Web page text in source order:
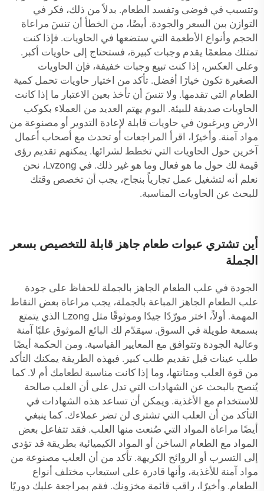
وتتسبب في فوضى وتفسد الطعام. بدلاً من ذلك، فكر في
التوازن بين السعر والجودة. أيضًا، من الخطأ أن تنسَ مراعاة
الحجم وأنواع الأطعمة التي ستضعها في الحاويات. فإذا كنت
تمتلك مطعمًا يقدم وجبات كبيرة، فستحتاج إلى حاويات أكبر.
وعلى العكس، إذا كنت تبيع وجبات خفيفة، فإن الحاويات
الصغيرة تكون خيارًا أفضل. تأكد من اختيار حاويات تحمل كمية
الطعام التي تقدمها. ولا تنسَ أن تأخذ بعين الاعتبار ما إذا كانت
الحاويات صديقة للبيئة. اليوم يهتم العديد من العملاء بكوكب
الأرض ويرغبون في حاويات قابلة لإعادة التدوير أو مصنوعة من
مواد آمنة. وأخيرًا، اقرأ المراجعات أو تحدث مع أصحاب أعمال
آخرين حول الحاويات التي تخطط لشرائها. يمكنهم تقديم رؤى
قيمة لك حول ما هو فعال وما هو غير ذلك. في Lvzong، نحن
نعلم أنه لتشغيل عمل تجارياً بنجاح، يجب أن تخصص وقتك
للبحث عن الحاويات المناسبة.
أين تشتري عبوات طعام جاهز قابلة للتخصيص بسعر
الجملة
الجودة في علب الطعام الجاهز بالجملة للحفاظ على جودة
علب الطعام الجاهز المباعة بالجملة، يجب مراعاة بعض النقاط
المهمة. أولاً، اختر مورّدًا جيدًا وموثوقًا مثل Lzong الذي يتمتع
بسمعة طويلة في السوق. سيقدّم لك البائع الموثوق علبًا آمنة
وعالية الجودة وتتوافق مع المعايير القياسية. ومن الحكمة أيضًا
طلب عينات قبل تقديم طلب كبير. فبهذه الطريقة يمكنك التأكد
من قوة العلب ومتانتها، وما إذا كانت مناسبة لطعامك أم لا. كما
يُنصح بالبحث عن الشهادات التي تدل على أن العلب صالحة
للاستخدام مع الأغذية. ويمكن أن تساعد هذه الشهادات في
التأكد من أن العلب التي تشترى لن تضر عملاءك. كما ينبغي
أيضًا مراعاة المواد التي صُنعت منها العلب. فقد تتفاعل بعض
المواد مع الطعام الساخن أو المواد الكيميائية بطريقة قد تؤدي
إلى التسرب أو الروائح الكريهة. تأكد من أن العلب مصنوعة من
مواد آمنة للأغذية، وأنها قادرة على استيعاب مختلف أنواع
الطعام. وأخيرًا، راقب قائمة مخزونك. فقم بمراجعة علبك دوريًا